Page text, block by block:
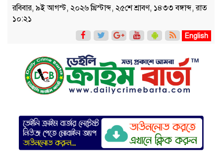
রবিবার, ৯ই আগস্ট, ২০২৬ খ্রিস্টাব্দ, ২৫শে শ্রাবণ, ১৪৩৩ বঙ্গাব্দ, রাত
১০:২১
English